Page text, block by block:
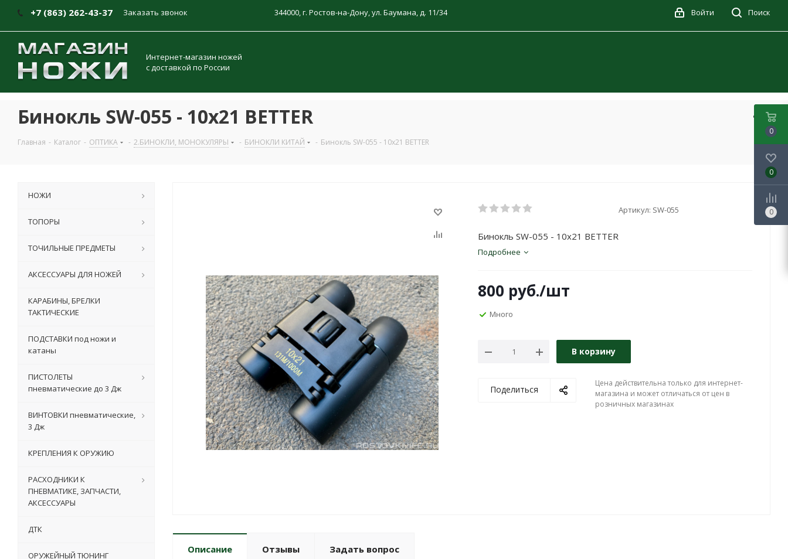
+7 (863) 262-43-37 Заказать звонок 344000, г. Ростов-на-Дону, ул. Баумана, д. 11/34 Поиск
Войти
Интернет-магазин ножей
с доставкой по России
Бинокль SW-055 - 10x21 BETTER
Главная - Каталог - ОПТИКА - 2.БИНОКЛИ, МОНОКУЛЯРЫ - БИНОКЛИ КИТАЙ - Бинокль SW-055 - 10x21 BETTER
Артикул: SW-055
Бинокль SW-055 - 10x21 BETTER
Подробнее
800 руб./шт
Много
В корзину
Поделиться
Цена действительна только для интернет-
магазина и может отличаться от цен в
розничных магазинах
Описание Отзывы Задать вопрос
НОЖИ
ТОПОРЫ
ТОЧИЛЬНЫЕ ПРЕДМЕТЫ
АКСЕССУАРЫ ДЛЯ НОЖЕЙ
КАРАБИНЫ, БРЕЛКИ
ТАКТИЧЕСКИЕ
ПОДСТАВКИ под ножи и
катаны
ПИСТОЛЕТЫ
пневматические до 3 Дж
ВИНТОВКИ пневматические,
3 Дж
КРЕПЛЕНИЯ К ОРУЖИЮ
РАСХОДНИКИ К
ПНЕВМАТИКЕ, ЗАПЧАСТИ,
АКСЕССУАРЫ
ДТК
ОРУЖЕЙНЫЙ ТЮНИНГ
0
0
0